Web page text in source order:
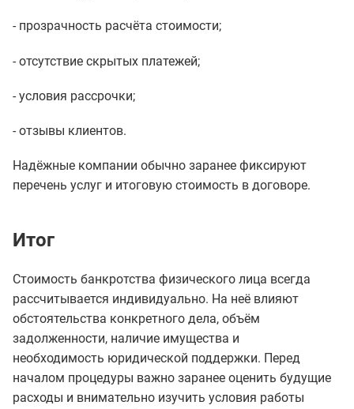
- прозрачность расчёта стоимости;
- отсутствие скрытых платежей;
- условия рассрочки;
- отзывы клиентов.
Надёжные компании обычно заранее фиксируют
перечень услуг и итоговую стоимость в договоре.
Итог
Стоимость банкротства физического лица всегда
рассчитывается индивидуально. На неё влияют
обстоятельства конкретного дела, объём
задолженности, наличие имущества и
необходимость юридической поддержки. Перед
началом процедуры важно заранее оценить будущие
расходы и внимательно изучить условия работы